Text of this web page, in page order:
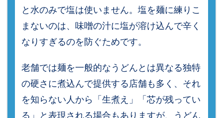
と水のみで塩は使いません。塩を麺に練りこ
まないのは、味噌の汁に塩が溶け込んで辛く
なりすぎるのを防ぐためです。
老舗では麺を一般的なうどんとは異なる独特
の硬さに煮込んで提供する店舗も多く、それ
を知らない人から「生煮え」「芯が残ってい
る」と表現される場合もありますが、うどん